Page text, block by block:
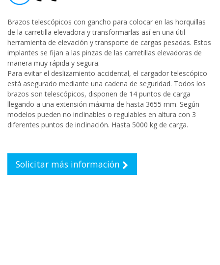
Brazos telescópicos con gancho para colocar en las horquillas
de la carretilla elevadora y transformarlas así en una útil
herramienta de elevación y transporte de cargas pesadas. Estos
implantes se fijan a las pinzas de las carretillas elevadoras de
manera muy rápida y segura.
Para evitar el deslizamiento accidental, el cargador telescópico
está asegurado mediante una cadena de seguridad. Todos los
brazos son telescópicos, disponen de 14 puntos de carga
llegando a una extensión máxima de hasta 3655 mm. Según
modelos pueden no inclinables o regulables en altura con 3
diferentes puntos de inclinación. Hasta 5000 kg de carga.
Solicitar más información